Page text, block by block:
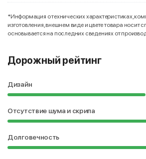
*Информация о технических характеристиках,
изготовления, внешнем виде и цвете товара носит
основывается на последних сведениях от
Дорожный рейтинг
Дизайн
Отсутствие шума и скрипа
Долговечность